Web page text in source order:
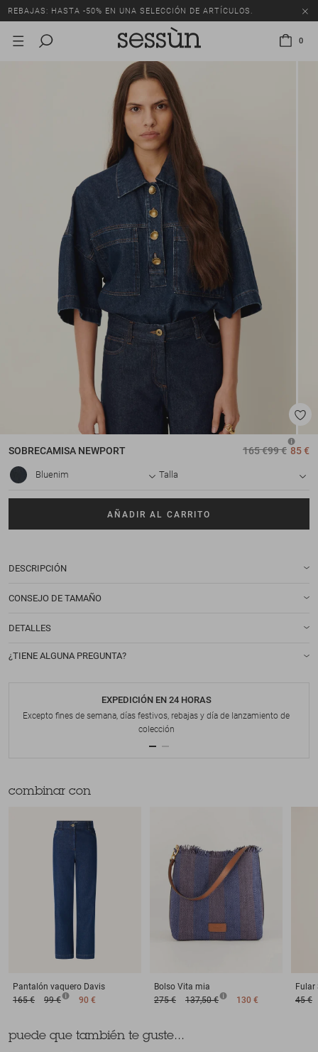
REBAJAS: HASTA -50% EN UNA SELECCIÓN DE ARTÍCULOS.
0
SOBRECAMISA NEWPORT 165 €99 € 85 €
Bluenim Talla
AÑADIR AL CARRITO
DESCRIPCIÓN
CONSEJO DE TAMAÑO
DETALLES
¿TIENE ALGUNA PREGUNTA?
EXPEDICIÓN EN 24 HORAS
Excepto fines de semana, días festivos, rebajas y día de lanzamiento de
colección
combinar con
Pantalón vaquero Davis
165 €
99 € 90 €
Bolso Vita mia
275 €
137,50 € 130 €
Fular
45 €
puede que también te guste...